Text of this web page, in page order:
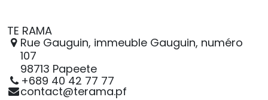
TE RAMA
Rue Gauguin, immeuble Gauguin, numéro
107
98713 Papeete
+689 40 42 77 77
contact@terama.pf